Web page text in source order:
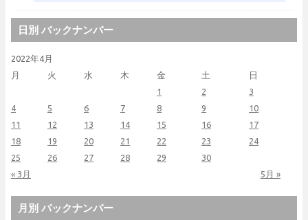
日別 バックナンバー
2022年4月
月
火 水 木 金 土 日
« 3月 5月 »
1 2
3
4
5 6 7 8 9
10
11
12 13 14 15 16
17
18
19 20 21 22 23
24
25
26 27 28 29 30
月別 バックナンバー